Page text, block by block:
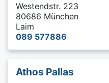
Westendstr. 223
80686 München
Laim
089 577886
Athos Pallas